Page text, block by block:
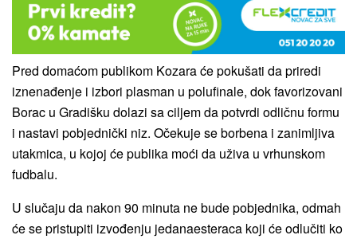
Pred domaćom publikom Kozara će pokušati da priredi
iznenađenje i izbori plasman u polufinale, dok favorizovani
Borac u Gradišku dolazi sa ciljem da potvrdi odličnu formu
i nastavi pobjednički niz. Očekuje se borbena i zanimljiva
utakmica, u kojoj će publika moći da uživa u vrhunskom
fudbalu.
U slučaju da nakon 90 minuta ne bude pobjednika, odmah
će se pristupiti izvođenju jedanaesteraca koji će odlučiti ko